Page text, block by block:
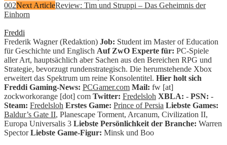
002Next ArticleReview: Tim und Struppi – Das Geheimnis der
Einhorn
Freddi
Frederik Wagner (Redaktion) Job: Student im Master of Education
für Geschichte und Englisch Auf ZwO Experte für: PC-Spiele
aller Art, hauptsächlich aber Sachen aus den Bereichen RPG und
Strategie, bevorzugt rundenstrategisch. Die herumstehende Xbox
erweitert das Spektrum um reine Konsolentitel. Hier holt sich
Freddi Gaming-News: PCGamer.com Mail: fw [at]
zockworkorange [dot] com Twitter: Fredelsloh XBLA: - PSN: -
Steam: Fredelsloh Erstes Game: Prince of Persia Liebste Games:
Baldur’s Gate II, Planescape Torment, Arcanum, Civilization II,
Europa Universalis 3 Liebste Persönlichkeit der Branche: Warren
SpectorLiebste Game-Figur: Minsk und Boo